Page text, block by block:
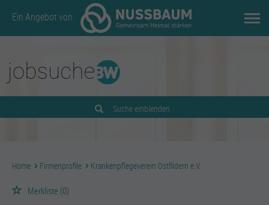
Ein Angebot von
Suche einblenden
Home Firmenprofile Krankenpflegeverein Ostfildern e.V.
Merkliste (0)